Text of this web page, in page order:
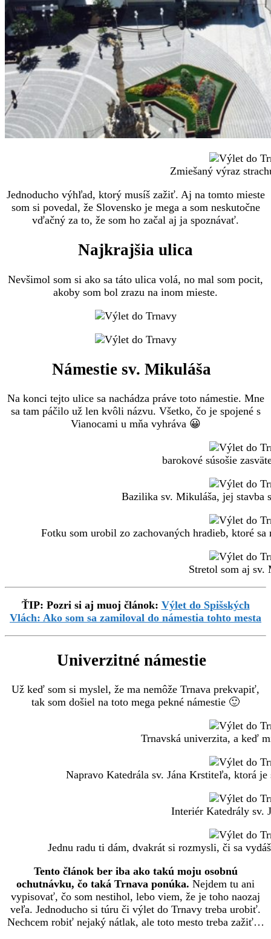
Zmiešaný výraz
Jednoducho výhľad, ktorý musíš zažiť. Aj na tomto mieste
som si povedal, že Slovensko je mega a som neskutočne
vďačný za to, že som ho začal aj ja spoznávať.
Najkrajšia ulica
Nevšimol som si ako sa táto ulica volá, no mal som pocit,
akoby som bol zrazu na inom mieste.
Námestie sv. Mikuláša
Na konci tejto ulice sa nachádza práve toto námestie. Mne
sa tam páčilo už len kvôli názvu. Všetko, čo je spojené s
Vianocami u mňa vyhráva 😀
barokové súsošie
Bazilika sv. Mikuláša, jej stavba
Fotku som urobil zo zachovaných hradieb, ktoré
Stretol som aj sv.
ŤIP: Pozri si aj muoj článok: Výlet do Spišských
Vlách: Ako som sa zamiloval do námestia tohto mesta
Univerzitné námestie
Už keď som si myslel, že ma nemôže Trnava prekvapiť,
tak som došiel na toto mega pekné námestie 🙂
Trnavská univerzita, a keď
Napravo Katedrála sv. Jána Krstiteľa, ktorá je
Interiér Katedrály sv.
Jednu radu ti dám, dvakrát si rozmysli, či sa
Tento článok ber iba ako takú moju osobnú
ochutnávku, čo taká Trnava ponúka. Nejdem tu ani
vypisovať, čo som nestihol, lebo viem, že je toho naozaj
veľa. Jednoducho si túru či výlet do Trnavy treba urobiť.
Nechcem robiť nejaký nátlak, ale toto mesto treba zažiť…